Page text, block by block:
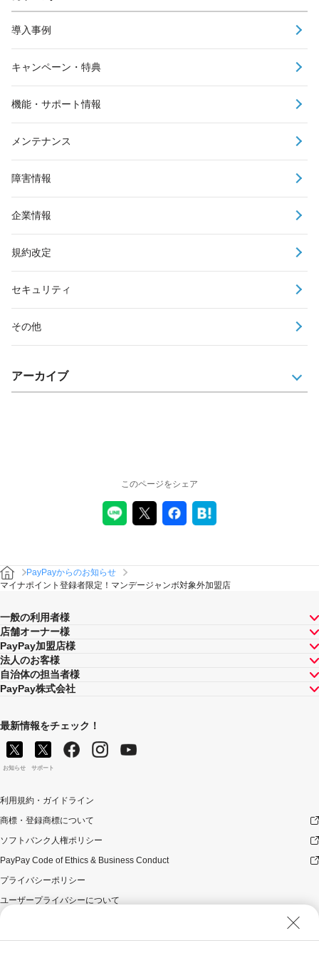
導入事例
キャンペーン・特典
機能・サポート情報
メンテナンス
障害情報
企業情報
規約改定
セキュリティ
その他
アーカイブ
このページをシェア
PayPayからのお知らせ
マイナポイント登録者限定！マンデージャンボ対象外加盟店
一般の利用者様
店舗オーナー様
PayPay加盟店様
法人のお客様
自治体の担当者様
PayPay株式会社
最新情報をチェック！
お知らせ サポート
利用規約・ガイドライン
商標・登録商標について
ソフトバンク人権ポリシー
PayPay Code of Ethics & Business Conduct
プライバシーポリシー
ユーザープライバシーについて
ウェブサイト利用規約